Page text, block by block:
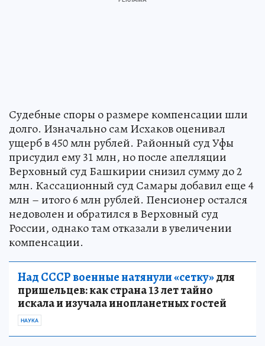
Судебные споры о размере компенсации шли
долго. Изначально сам Исхаков оценивал
ущерб в 450 млн рублей. Районный суд Уфы
присудил ему 31 млн, но после апелляции
Верховный суд Башкирии снизил сумму до 2
млн. Кассационный суд Самары добавил еще 4
млн – итого 6 млн рублей. Пенсионер остался
недоволен и обратился в Верховный суд
России, однако там отказали в увеличении
компенсации.
Над СССР военные натянули «сетку»для
пришельцев: как страна 13 лет тайно
искала и изучала инопланетных гостей
НАУКА